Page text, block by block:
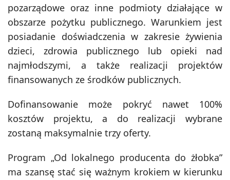
pozarządowe oraz inne podmioty działające w
obszarze pożytku publicznego. Warunkiem jest
posiadanie doświadczenia w zakresie żywienia
dzieci, zdrowia publicznego lub opieki nad
najmłodszymi, a także realizacji projektów
finansowanych ze środków publicznych.
Dofinansowanie może pokryć nawet 100%
kosztów projektu, a do realizacji wybrane
zostaną maksymalnie trzy oferty.
Program „Od lokalnego producenta do żłobka”
ma szansę stać się ważnym krokiem w kierunku